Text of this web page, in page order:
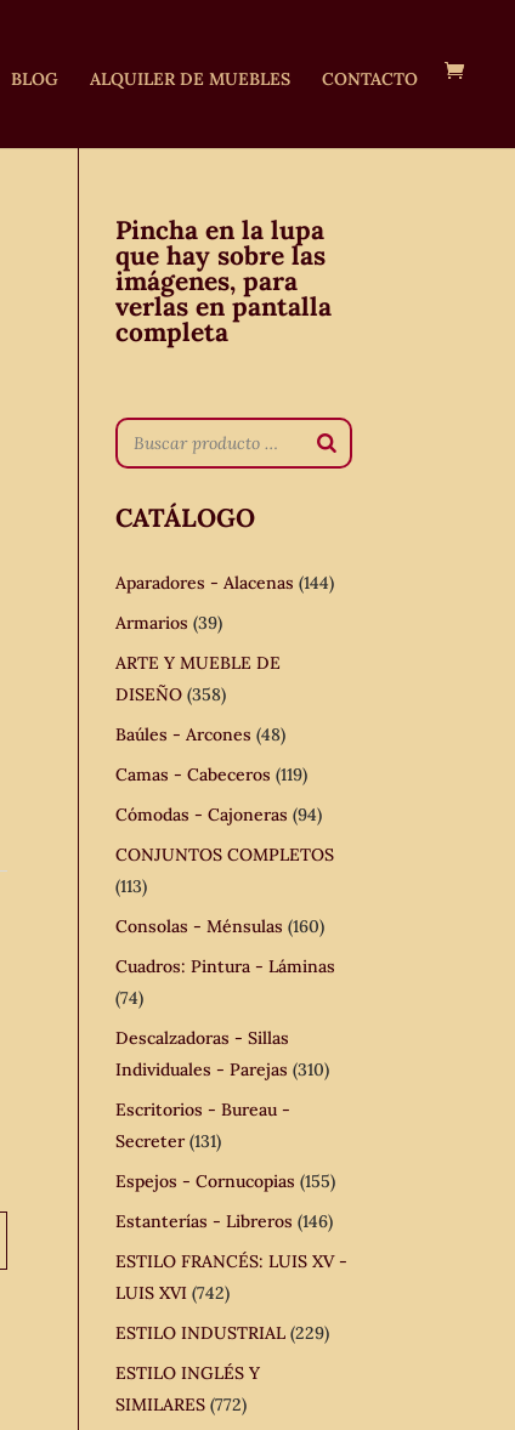
BLOG ALQUILER DE MUEBLES CONTACTO
Pincha en la lupa
que hay sobre las
imágenes, para
verlas en pantalla
completa
CATÁLOGO
Aparadores - Alacenas (144)
Armarios (39)
ARTE Y MUEBLE DE
DISEÑO (358)
Baúles - Arcones (48)
Camas - Cabeceros (119)
Cómodas - Cajoneras (94)
CONJUNTOS COMPLETOS
(113)
Consolas - Ménsulas (160)
Cuadros: Pintura - Láminas
(74)
Descalzadoras - Sillas
Individuales - Parejas (310)
Escritorios - Bureau -
Secreter (131)
Espejos - Cornucopias (155)
Estanterías - Libreros (146)
ESTILO FRANCÉS: LUIS XV -
LUIS XVI (742)
ESTILO INDUSTRIAL (229)
ESTILO INGLÉS Y
SIMILARES (772)